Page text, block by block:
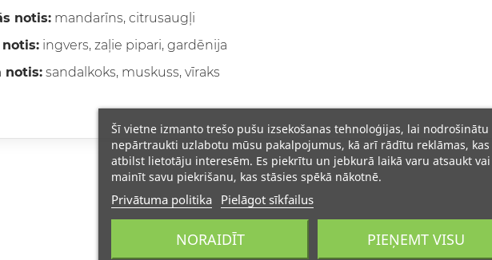
notis: mandarīns, citrusaugļi
ingvers, zaļie pipari, gardēnija
notis: sandalkoks, muskuss, vīraks
Šī vietne izmanto trešo pušu izsekošanas tehnoloģijas, lai nodrošinātu
nepārtraukti uzlabotu mūsu pakalpojumus, kā arī rādītu reklāmas, kas
atbilst lietotāju interesēm. Es piekrītu un jebkurā laikā varu atsaukt vai
mainīt savu piekrišanu, kas stāsies spēkā nākotnē.
Privātuma politika Pielāgot sīkfailus
NORAIDĪT PIEŅEMT VISU